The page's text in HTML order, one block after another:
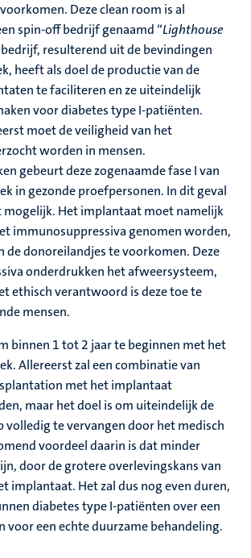
Deze clean room is al
spin-off bedrijf genaamd “Lighthouse
bedrijf, resulterend uit de bevindingen
heeft als doel de productie van de
te faciliteren en ze uiteindelijk
voor diabetes type I-patiënten.
moet de veiligheid van het
worden in mensen.
gebeurt deze zogenaamde fase I van
in gezonde proefpersonen. In dit geval
mogelijk. Het implantaat moet namelijk
immunosuppressiva genomen worden,
de donoreilandjes te voorkomen. Deze
onderdrukken het afweersysteem,
ethisch verantwoord is deze toe te
mensen.
binnen 1 tot 2 jaar te beginnen met het
Allereerst zal een combinatie van
met het implantaat
maar het doel is om uiteindelijk de
volledig te vervangen door het medisch
voordeel daarin is dat minder
door de grotere overlevingskans van
implantaat. Het zal dus nog even duren,
diabetes type I-patiënten over een
voor een echte duurzame behandeling.